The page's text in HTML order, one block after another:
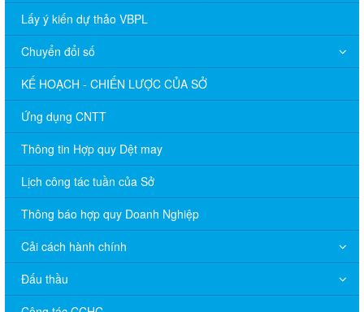
Lấy ý kiến dự thảo VBPL
Chuyển đổi số
KẾ HOẠCH - CHIẾN LƯỢC CỦA SỞ
Ứng dụng CNTT
Thông tin Hợp quy Dệt may
Lịch công tác tuần của Sở
Thông báo hợp quy Doanh Nghiệp
Cải cách hành chính
Đấu thầu